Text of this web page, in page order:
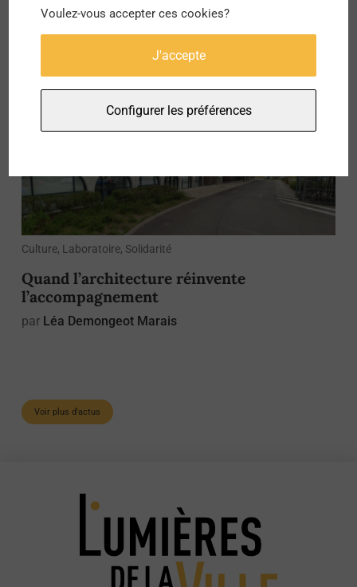
culture, santé mentale et territoire »
Lola Roy
Culture, Laboratoire, Solidarité
Quand l’architecture réinvente
l’accompagnement
par Léa Demongeot Marais
Voir plus d'actus
Voulez-vous accepter ces cookies?
J'accepte
Configurer les préférences